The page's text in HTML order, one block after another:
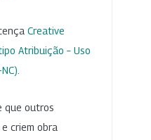
Creative
Atribuição – Uso
que outros
criem obra